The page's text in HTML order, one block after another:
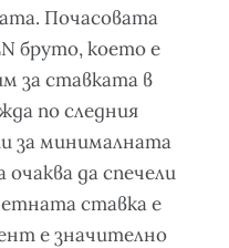
Почасовата
бруто, което е
за ставката в
по следния
за минималната
да спечели
ставка е
е значително